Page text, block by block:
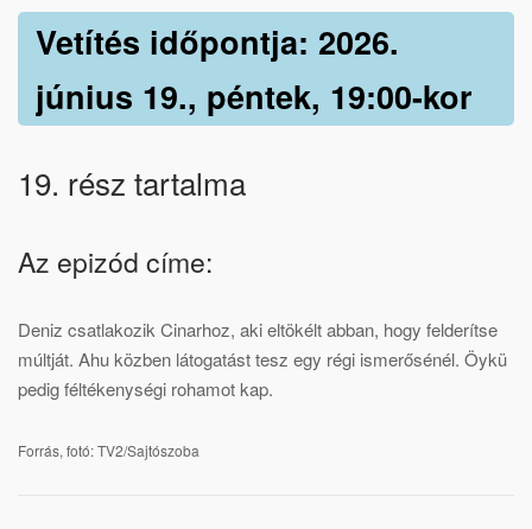
Vetítés időpontja: 2026.
június 19., péntek, 19:00-kor
19. rész tartalma
Az epizód címe:
Deniz csatlakozik Cinarhoz, aki eltökélt abban, hogy felderítse
múltját. Ahu közben látogatást tesz egy régi ismerősénél. Öykü
pedig féltékenységi rohamot kap.
Forrás, fotó: TV2/Sajtószoba